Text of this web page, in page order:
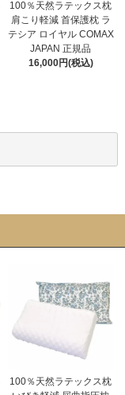
100％天然ラテックス枕
肩こり軽減 首保護枕 ラ
テシア ロイヤル COMAX
JAPAN 正規品
16,000円(税込)
100％天然ラテックス枕